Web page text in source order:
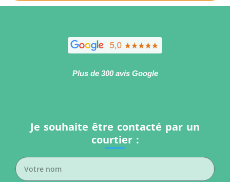
Plus de 300 avis Google
Je souhaite être contacté par un
courtier :